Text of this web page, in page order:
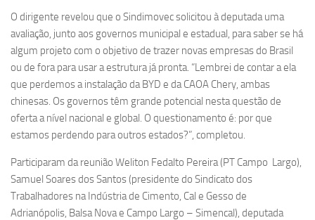
O dirigente revelou que o Sindimovec solicitou à deputada uma
avaliação, junto aos governos municipal e estadual, para saber se há
algum projeto com o objetivo de trazer novas empresas do Brasil
ou de fora para usar a estrutura já pronta. “Lembrei de contar a ela
que perdemos a instalação da BYD e da CAOA Chery, ambas
chinesas. Os governos têm grande potencial nesta questão de
oferta a nível nacional e global. O questionamento é: por que
estamos perdendo para outros estados?”, completou.
Participaram da reunião Weliton Fedalto Pereira (PT Campo Largo),
Samuel Soares dos Santos (presidente do Sindicato dos
Trabalhadores na Indústria de Cimento, Cal e Gesso de
Adrianópolis, Balsa Nova e Campo Largo – Simencal), deputada